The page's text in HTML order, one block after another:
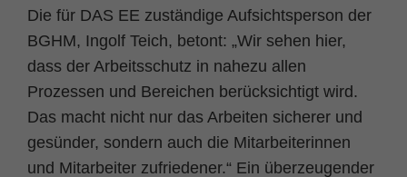
Die für DAS EE zuständige Aufsichtsperson der
BGHM, Ingolf Teich, betont: „Wir sehen hier,
dass der Arbeitsschutz in nahezu allen
Prozessen und Bereichen berücksichtigt wird.
Das macht nicht nur das Arbeiten sicherer und
gesünder, sondern auch die Mitarbeiterinnen
und Mitarbeiter zufriedener.“ Ein überzeugender